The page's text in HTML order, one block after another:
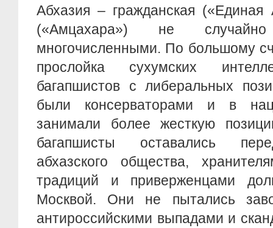
Абхазия – гражданская («Единая
(«Амцахара») не
многочисленными. По большому
прослойка сухумских
багапшистов с либеральных
были консерваторами и в
занимали более жесткую
багапшисты оставались
абхазского общества,
традиций и приверженцами
Москвой. Они не пытались
антироссийскими выпадами и